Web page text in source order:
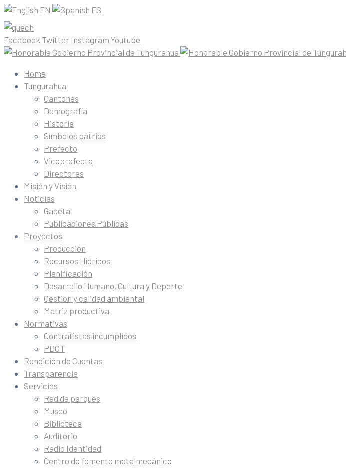
EN ES
Facebook Twitter Instagram Youtube
Home
Tungurahua
Cantones
Demografía
Historia
Símbolos patrios
Prefecto
Viceprefecta
Directores
Misión y Visión
Noticias
Gaceta
Publicaciones Públicas
Proyectos
Producción
Recursos Hídricos
Planificación
Desarrollo Humano, Cultura y Deporte
Gestión y calidad ambiental
Matriz productiva
Normativas
Contratistas incumplidos
PDOT
Rendición de Cuentas
Transparencia
Servicios
Red de parques
Museo
Biblioteca
Auditorio
Radio Identidad
Centro de fomento metalmecánico